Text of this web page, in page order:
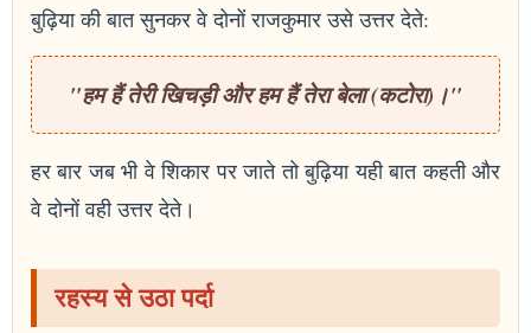
बुढ़िया की बात सुनकर वे दोनों राजकुमार उसे उत्तर देते:
"हम हैं तेरी खिचड़ी और हम हैं तेरा बेला (कटोरा)।"
हर बार जब भी वे शिकार पर जाते तो बुढ़िया यही बात कहती और
वे दोनों वही उत्तर देते।
रहस्य से उठा पर्दा